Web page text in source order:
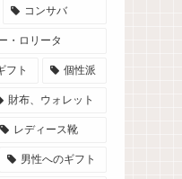
コンサバ
・ロリータ
フト 個性派
財布、ウォレット
レディース靴
男性へのギフト